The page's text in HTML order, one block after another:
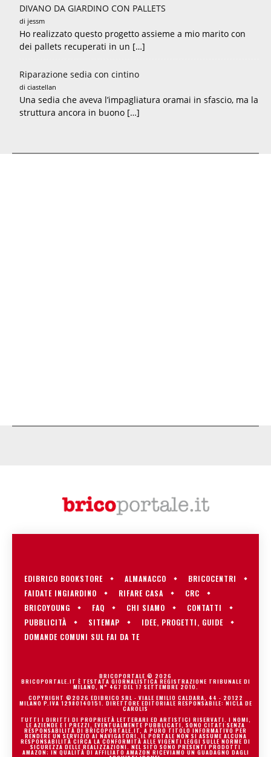
DIVANO DA GIARDINO CON PALLETS
di jessm
Ho realizzato questo progetto assieme a mio marito con
dei pallets recuperati in un […]
Riparazione sedia con cintino
di ciastellan
Una sedia che aveva l’impagliatura oramai in sfascio, ma la
struttura ancora in buono […]
EDIBRICO BOOKSTORE ALMANACCO
BRICOCENTRI
FAIDATE INGIARDINO
RIFARE CASA
CRC
BRICOYOUNG
FAQ CHI SIAMO
CONTATTI
PUBBLICITÀ
SITEMAP
IDEE, PROGETTI, GUIDE
DOMANDE COMUNI SUL FAI DA TE
BRICOPORTALE © 2026
BRICOPORTALE.IT È TESTATA GIORNALISTICA REGISTRAZIONE TRIBUNALE DI
MILANO, N° 467 DEL 17 SETTEMBRE 2010.
COPYRIGHT ©2026 EDIBRICO SRL - VIALE EMILIO CALDARA, 44 - 20122
MILANO P.IVA 12980140151. DIRETTORE EDITORIALE RESPONSABILE: NICLA DE
CAROLIS
TUTTI I DIRITTI DI PROPRIETÀ LETTERARI ED ARTISTICI RISERVATI. I NOMI,
LE AZIENDE E I PREZZI, EVENTUALMENTE PUBBLICATI, SONO CITATI SENZA
RESPONSABILITÀ DI BRICOPORTALE.IT, A PURO TITOLO INFORMATIVO PER
RENDERE UN SERVIZIO AI NAVIGATORI. IL PORTALE NON SI ASSUME ALCUNA
RESPONSABILITÀ CIRCA LA CONFORMITÀ ALLE VIGENTI LEGGI SULLE NORME DI
SICUREZZA DELLE REALIZZAZIONI. NEL SITO SONO PRESENTI PRODOTTI
AMAZON; IN QUALITÀ DI AFFILIATO AMAZON RICEVIAMO UN GUADAGNO DAGLI